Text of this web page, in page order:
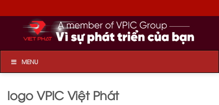
to
content
MENU
logo VPIC Việt Phát